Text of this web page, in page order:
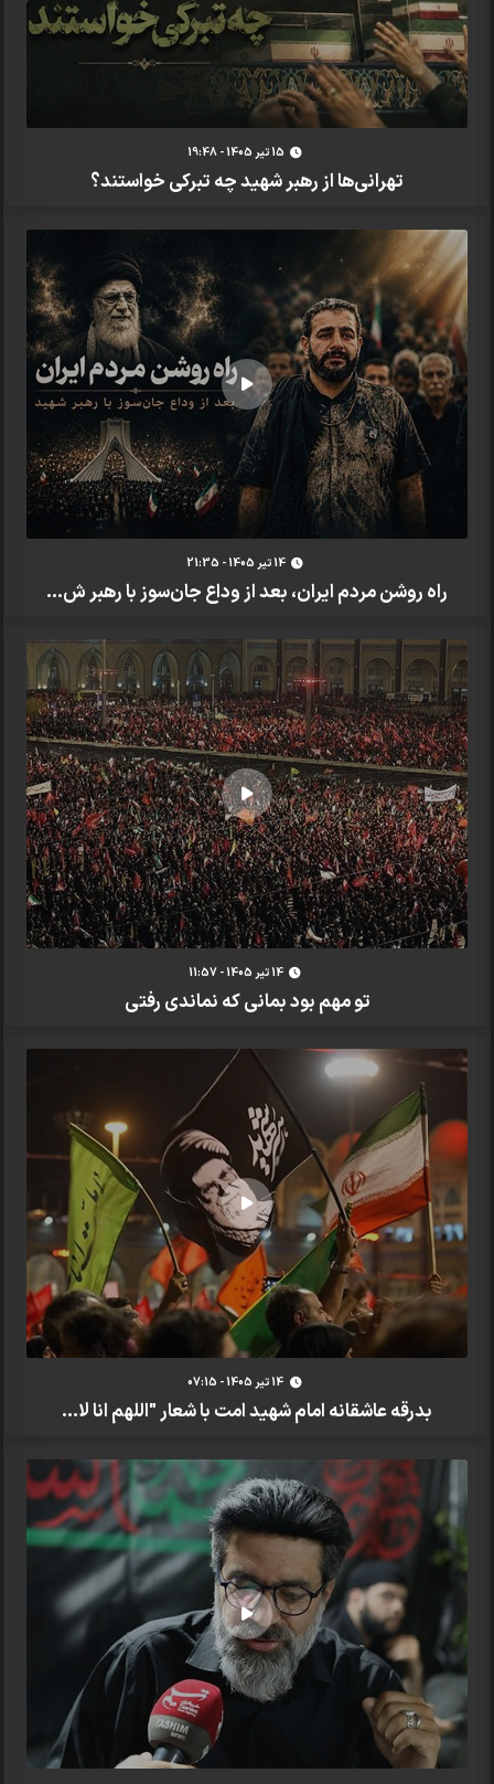
15 تير 1405 - 19:48
تهرانی‌ها از رهبر شهید چه تبرکی خواستند؟
14 تير 1405 - 21:35
راه روشن مردم ایران، بعد از وداع جان‌سوز با رهبر ش...
14 تير 1405 - 11:57
تو مهم بود بمانی که نماندی رفتی
14 تير 1405 - 07:15
بدرقه عاشقانه امام شهید امت با شعار "اللهم انا لا...